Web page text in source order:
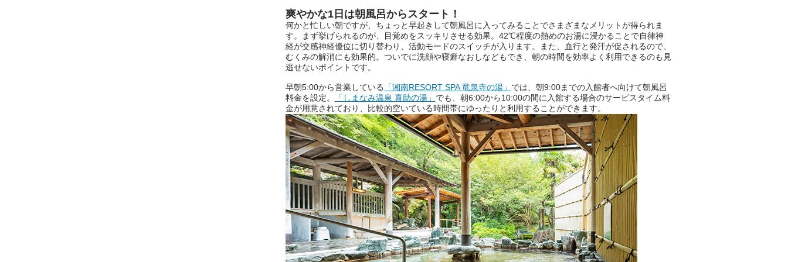
は、そんなあなたの心のつぶや
きをプロの占い師に相談するこ
とができるサービスです。
別なひとときを「毎月10分無
料」でご利用いただけます。
お湯で体がほぐれたら、次は占
い師さんとお話しして、心もほ
ぐしてみませんか？
爽やかな1日は朝風呂からスタート！
何かと忙しい朝ですが、ちょっと早起きして朝風呂に入ってみることでさまざまなメリットが得られま
す。まず挙げられるのが、目覚めをスッキリさせる効果。42℃程度の熱めのお湯に浸かることで自律神
経が交感神経優位に切り替わり、活動モードのスイッチが入ります。また、血行と発汗が促されるので、
むくみの解消にも効果的。ついでに洗顔や寝癖なおしなどもでき、朝の時間を効率よく利用できるのも見
逃せないポイントです。
早朝5:00から営業している 「湘南RESORT SPA 竜泉寺の湯」 では、朝9:00までの入館者へ向けて朝風呂
料金を設定。
「しまなみ温泉 喜助の湯」 でも、朝6:00から10:00の間に入館する場合のサービスタイム料
金が用意されており、比較的空いている時間帯にゆったりと利用することができます。